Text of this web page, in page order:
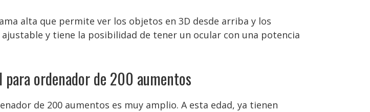
alta que permite ver los objetos en 3D desde arriba y los
y tiene la posibilidad de tener un ocular con una potencia
ordenador de 200 aumentos
de 200 aumentos es muy amplio. A esta edad, ya tienen